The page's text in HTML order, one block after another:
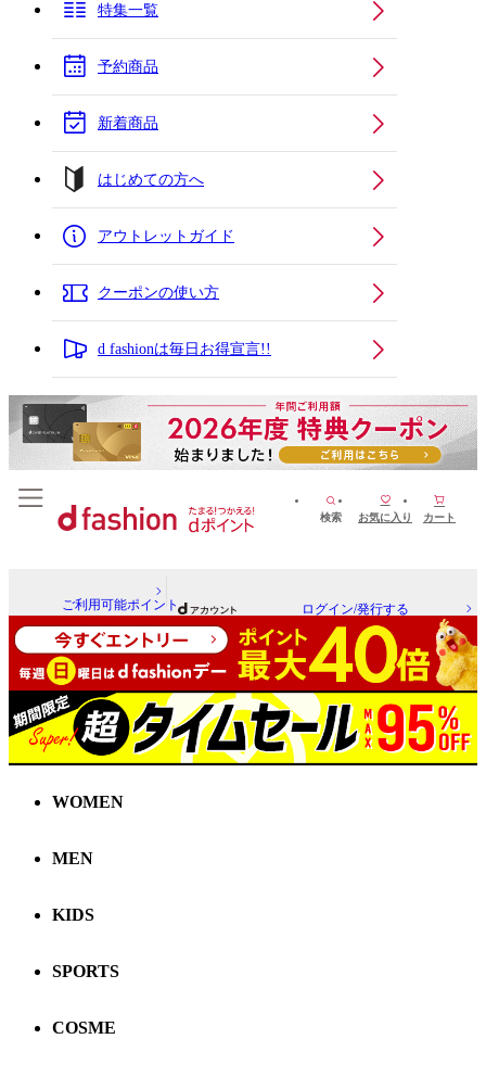
特集一覧
予約商品
新着商品
はじめての方へ
アウトレットガイド
クーポンの使い方
d fashionは毎日お得宣言!!
検索 お気に入り カート
ご利用可能ポイント ログイン/発行する
WOMEN
MEN
KIDS
SPORTS
COSME